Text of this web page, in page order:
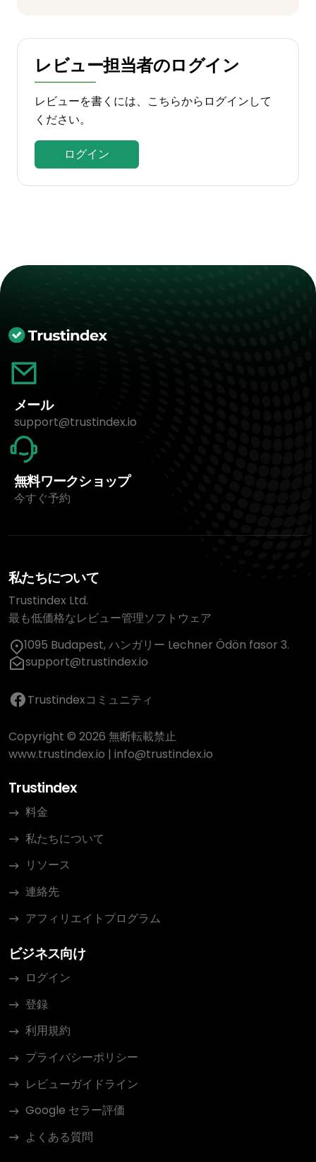
レビュー担当者のログイン
レビューを書くには、こちらからログインして
ください。
ログイン
メール
support@trustindex.io
無料ワークショップ
今すぐ予約
私たちについて
Trustindex Ltd.
最も低価格なレビュー管理ソフトウェア
1095 Budapest, ハンガリー Lechner Ödön fasor 3.
support@trustindex.io
Trustindexコミュニティ
Copyright © 2026 無断転載禁止
www.trustindex.io | info@trustindex.io
Trustindex
料金
私たちについて
リソース
連絡先
アフィリエイトプログラム
ビジネス向け
ログイン
登録
利用規約
プライバシーポリシー
レビューガイドライン
Google セラー評価
よくある質問